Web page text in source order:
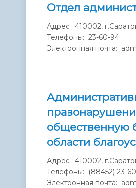
Отдел
Адрес: 410002,
Телефоны: 23-60-94
Электронная почта:
общественную
области
Адрес: 410002,
Телефоны: (88452) 23-
Электронная почта: